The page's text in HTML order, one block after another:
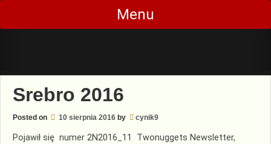
Skip
content
Menu
Srebro 2016
Posted on 10 sierpnia 2016 by cynik9
Pojawił się numer 2N2016_11 Twonuggets Newsletter,